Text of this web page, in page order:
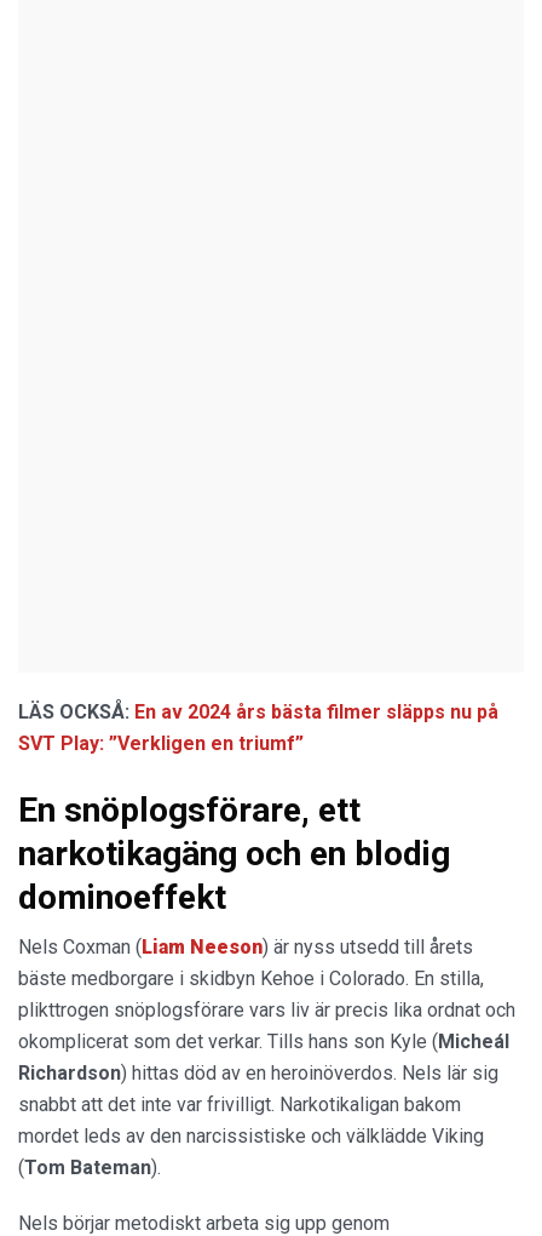
LÄS OCKSÅ: En av 2024 års bästa filmer släpps nu på
SVT Play: ”Verkligen en triumf”
En snöplogsförare, ett
narkotikagäng och en blodig
dominoeffekt
Nels Coxman (Liam Neeson) är nyss utsedd till årets
bäste medborgare i skidbyn Kehoe i Colorado. En stilla,
plikttrogen snöplogsförare vars liv är precis lika ordnat och
okomplicerat som det verkar. Tills hans son Kyle (Micheál
Richardson) hittas död av en heroinöverdos. Nels lär sig
snabbt att det inte var frivilligt. Narkotikaligan bakom
mordet leds av den narcissistiske och välklädde Viking
(Tom Bateman).
Nels börjar metodiskt arbeta sig upp genom